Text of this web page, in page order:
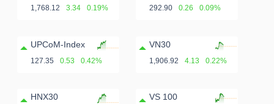
1,768.12 3.34 0.19% 292.90 0.26 0.09%
UPCoM-Index
127.35 0.53 0.42%
VN30
1,906.92 4.13 0.22%
HNX30 VS 100